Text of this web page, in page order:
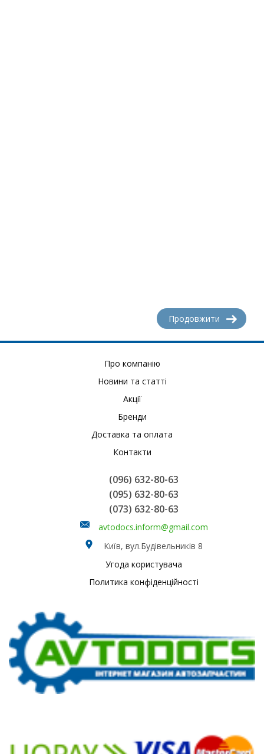
Продовжити
Про компанію
Новини та статті
Акції
Бренди
Доставка та оплата
Контакти
(096) 632-80-63
(095) 632-80-63
(073) 632-80-63
avtodocs.inform@gmail.com
Київ, вул.Будівельників 8
Угода користувача
Политика конфіденційності